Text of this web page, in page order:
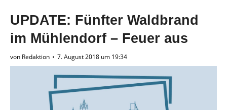
UPDATE: Fünfter Waldbrand
im Mühlendorf – Feuer aus
von Redaktion 7. August 2018 um 19:34